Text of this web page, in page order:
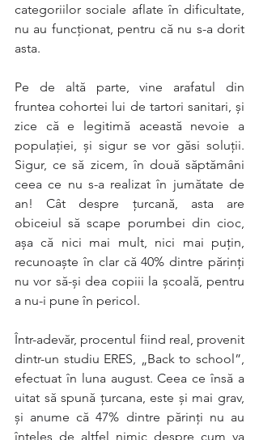
categoriilor sociale aflate în dificultate,
nu au funcţionat, pentru că nu s-a dorit
asta.
Pe de altă parte, vine arafatul din
fruntea cohortei lui de tartori sanitari, şi
zice că e legitimă această nevoie a
populaţiei, şi sigur se vor găsi soluţii.
Sigur, ce să zicem, în două săptămâni
ceea ce nu s-a realizat în jumătate de
an! Cât despre ţurcană, asta are
obiceiul să scape porumbei din cioc,
aşa că nici mai mult, nici mai puţin,
recunoaşte în clar că 40% dintre părinţi
nu vor să-şi dea copiii la şcoală, pentru
a nu-i pune în pericol.
Într-adevăr, procentul fiind real, provenit
dintr-un studiu ERES, „Back to school”,
efectuat în luna august. Ceea ce însă a
uitat să spună ţurcana, este şi mai grav,
şi anume că 47% dintre părinţi nu au
înţeles de altfel nimic despre cum va